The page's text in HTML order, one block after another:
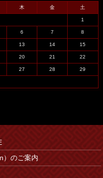
木 金 土
1
6 7 8
13 14 15
20 21 22
27 28 29
）のご案内